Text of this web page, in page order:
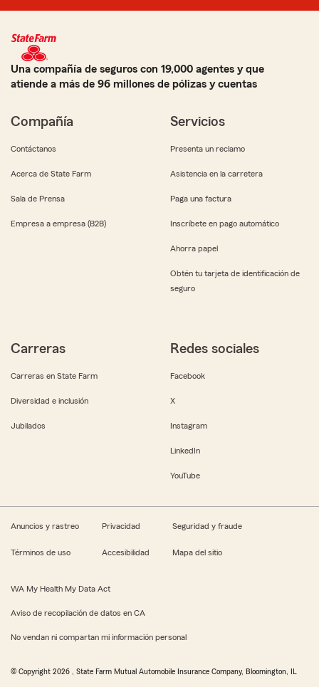
Una compañía de seguros con 19,000 agentes y que
atiende a más de 96 millones de pólizas y cuentas
Compañía
Contáctanos
Acerca de State Farm
Sala de Prensa
Empresa a empresa (B2B)
Servicios
Presenta un reclamo
Asistencia en la carretera
Paga una factura
Inscríbete en pago automático
Ahorra papel
Obtén tu tarjeta de identificación de
seguro
Carreras
Carreras en State Farm
Diversidad e inclusión
Jubilados
Redes sociales
Facebook
X
Instagram
LinkedIn
YouTube
Anuncios y rastreo Privacidad Seguridad y fraude
Términos de uso Accesibilidad Mapa del sitio
WA My Health My Data Act
Aviso de recopilación de datos en CA
No vendan ni compartan mi información personal
© Copyright 2026 , State Farm Mutual Automobile Insurance Company, Bloomington, IL